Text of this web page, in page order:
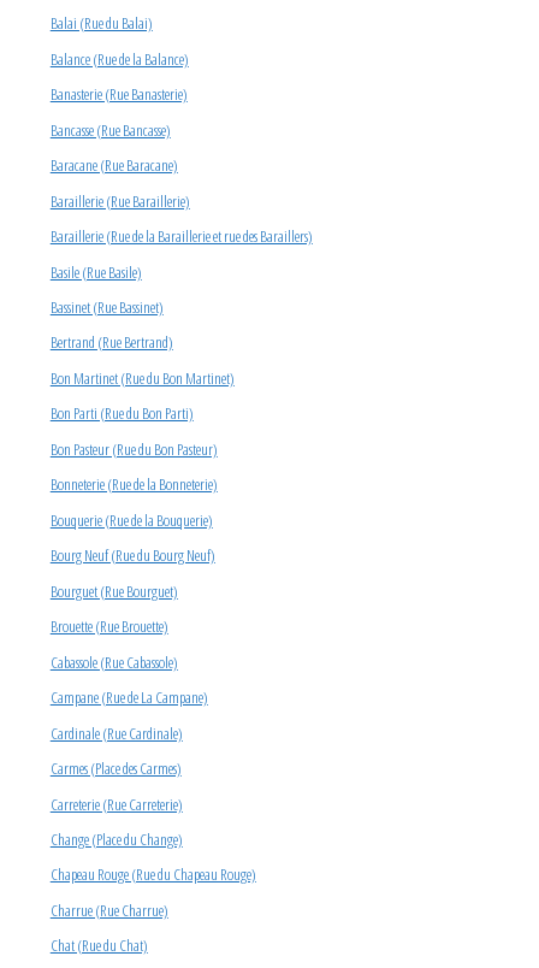
Balai (Rue du Balai)
Balance (Rue de la Balance)
Banasterie (Rue Banasterie)
Bancasse (Rue Bancasse)
Baracane (Rue Baracane)
Baraillerie (Rue Baraillerie)
Baraillerie (Rue de la Baraillerie et rue des Baraillers)
Basile (Rue Basile)
Bassinet (Rue Bassinet)
Bertrand (Rue Bertrand)
Bon Martinet (Rue du Bon Martinet)
Bon Parti (Rue du Bon Parti)
Bon Pasteur (Rue du Bon Pasteur)
Bonneterie (Rue de la Bonneterie)
Bouquerie (Rue de la Bouquerie)
Bourg Neuf (Rue du Bourg Neuf)
Bourguet (Rue Bourguet)
Brouette (Rue Brouette)
Cabassole (Rue Cabassole)
Campane (Rue de La Campane)
Cardinale (Rue Cardinale)
Carmes (Place des Carmes)
Carreterie (Rue Carreterie)
Change (Place du Change)
Chapeau Rouge (Rue du Chapeau Rouge)
Charrue (Rue Charrue)
Chat (Rue du Chat)